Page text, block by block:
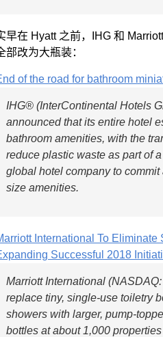
早在 Hyatt 之前，IHG 和
部改为大瓶装：
of the road for bathroom
IHG® (InterContinental Hotels
announced that its entire hotel
bathroom amenities, with the
reduce plastic waste as part of
global hotel company to
size amenities.
International To
Successful 2018
Marriott International
replace tiny, single-use toiletry
showers with larger, pump-
bottles at about 1,000